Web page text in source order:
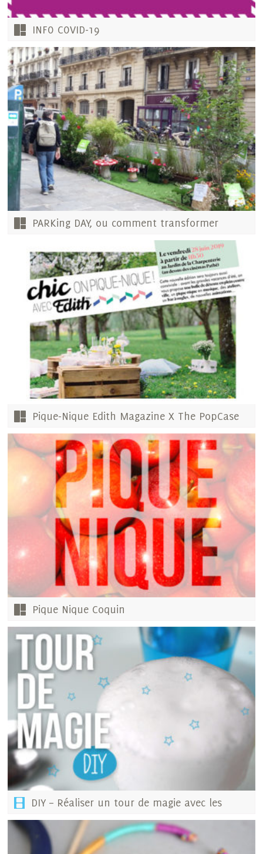
INFO COVID-19
PARKing DAY, ou comment transformer
temporairement des places de parking payantes
en espaces conviviaux ?
Pique-Nique Edith Magazine X The PopCase
Pique Nique Coquin
DIY – Réaliser un tour de magie avec les
enfants